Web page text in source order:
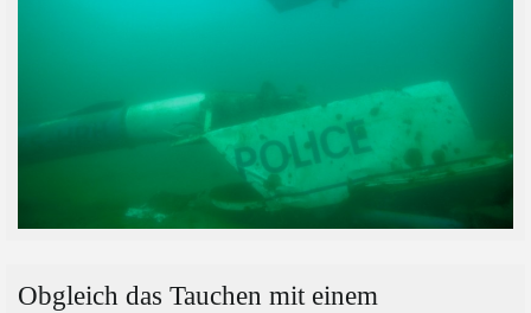
Obgleich das Tauchen mit einem